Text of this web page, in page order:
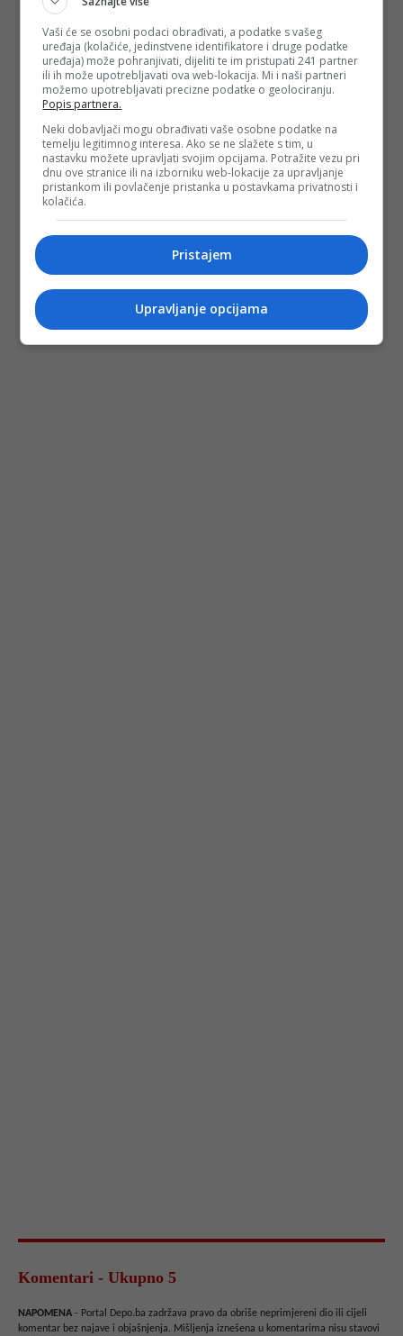
Komentari - Ukupno 5
NAPOMENA - Portal Depo.ba zadržava pravo da obriše neprimjereni dio ili cijeli
komentar bez najave i objašnjenja. Mišljenja iznešena u komentarima nisu stavovi
Vaši će se osobni podaci obrađivati, a podatke s vašeg
uređaja (kolačiće, jedinstvene identifikatore i druge podatke
uređaja) može pohranjivati, dijeliti te im pristupati 241 partner
ili ih može upotrebljavati ova web-lokacija. Mi i naši partneri
možemo upotrebljavati precizne podatke o geolociranju.
Popis partnera.
Neki dobavljači mogu obrađivati vaše osobne podatke na
temelju legitimnog interesa. Ako se ne slažete s tim, u
nastavku možete upravljati svojim opcijama. Potražite vezu pri
dnu ove stranice ili na izborniku web-lokacije za upravljanje
pristankom ili povlačenje pristanka u postavkama privatnosti i
kolačića.
Pristajem
Upravljanje opcijama